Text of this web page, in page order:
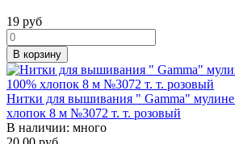
19 руб
В корзину
Нитки для вышивания " Gamma" мулине
хлопок 8 м №3072 т. т. розовый
В наличии: много